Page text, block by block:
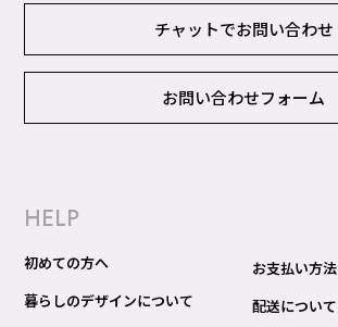
チャットでお問い合わせ
お問い合わせフォーム
HELP
初めての方へ
暮らしのデザインについて
お支払い方法
配送について